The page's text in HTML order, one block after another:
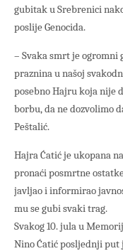
gubitak u Srebrenici
poslije Genocida.
– Svaka smrt je ogromni
praznina u našoj
posebno Hajru koja nije
borbu, da ne dozvolimo
Peštalić.
Hajra Ćatić je ukopana
pronaći posmrtne
javljao i informirao
mu se gubi svaki trag.
Svakog 10. jula u
Nino Ćatić posljednji put